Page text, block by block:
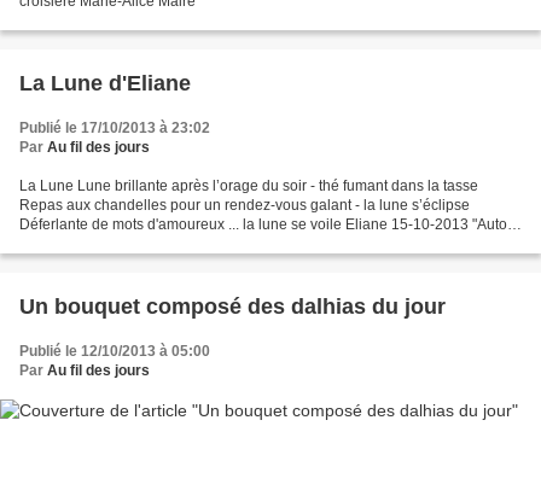
La Lune d'Eliane
Publié le 17/10/2013 à 23:02
Par Au fil des jours
La Lune Lune brillante après l’orage du soir - thé fumant dans la tasse
Repas aux chandelles pour un rendez-vous galant - la lune s’éclipse
Déferlante de mots d'amoureux ... la lune se voile Eliane 15-10-2013 "Autour
Un bouquet composé des dalhias du jour
Publié le 12/10/2013 à 05:00
Par Au fil des jours